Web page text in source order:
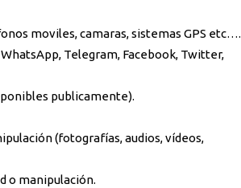
moviles, camaras, sistemas GPS etc….
Telegram, Facebook, Twitter,
publicamente).
(fotografías, audios, vídeos,
o manipulación.